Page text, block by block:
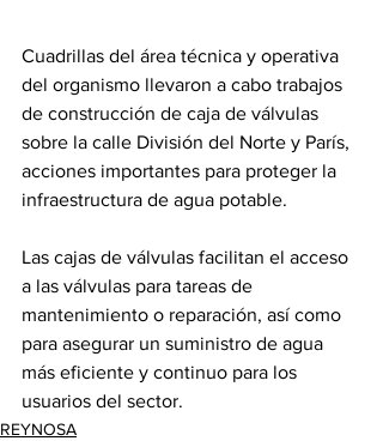
Cuadrillas del área técnica y operativa
del organismo llevaron a cabo trabajos
de construcción de caja de válvulas
sobre la calle División del Norte y París,
acciones importantes para proteger la
infraestructura de agua potable.
Las cajas de válvulas facilitan el acceso
a las válvulas para tareas de
mantenimiento o reparación, así como
para asegurar un suministro de agua
más eficiente y continuo para los
usuarios del sector.
REYNOSA